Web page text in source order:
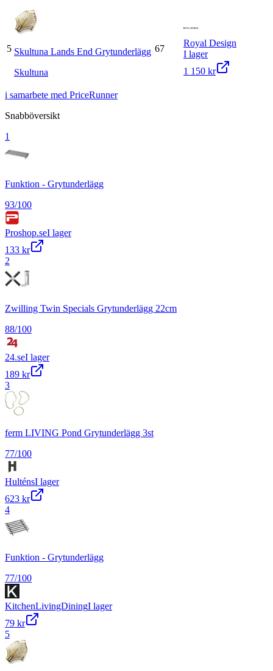
5 Skultuna Lands End Grytunderlägg
Skultuna
67
Royal Design
I lager
1 150 kr
i samarbete med PriceRunner
Snabböversikt
1
Funktion - Grytunderlägg
93/100
Proshop.seI lager
133 kr
2
Zwilling Twin Specials Grytunderlägg 22cm
88/100
24.seI lager
189 kr
3
ferm LIVING Pond Grytunderlägg 3st
77/100
HulténsI lager
623 kr
4
Funktion - Grytunderlägg
77/100
KitchenLivingDiningI lager
79 kr
5